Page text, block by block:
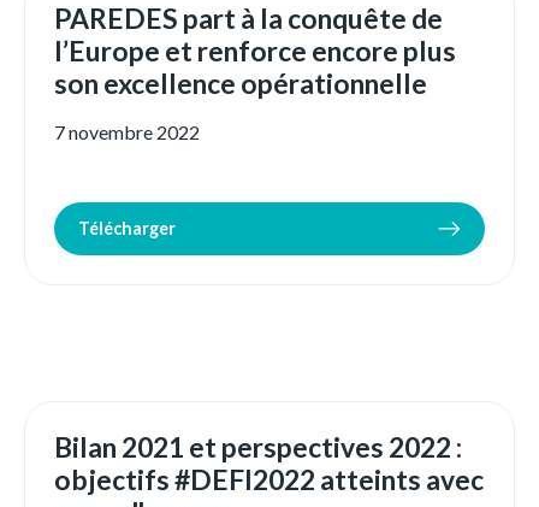
PAREDES part à la conquête de
l’Europe et renforce encore plus
son excellence opérationnelle
7 novembre 2022
Télécharger
Bilan 2021 et perspectives 2022 :
objectifs #DEFI2022 atteints avec